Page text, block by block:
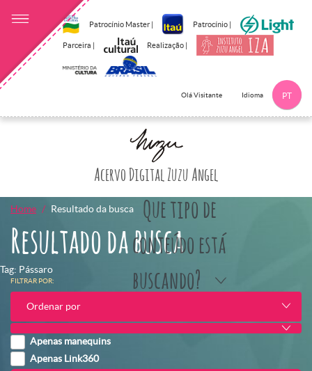
Patrocínio Master | Patrocínio |
Parceira | Realização |
Olá Visitante Idioma PT
Acervo Digital Zuzu Angel
Que tipo de
conteúdo está
buscando?
Home Resultado da busca
Resultado da busca
Tag: Pássaro
FILTRAR POR:
Ordenar por
Apenas manequins
Apenas Link360